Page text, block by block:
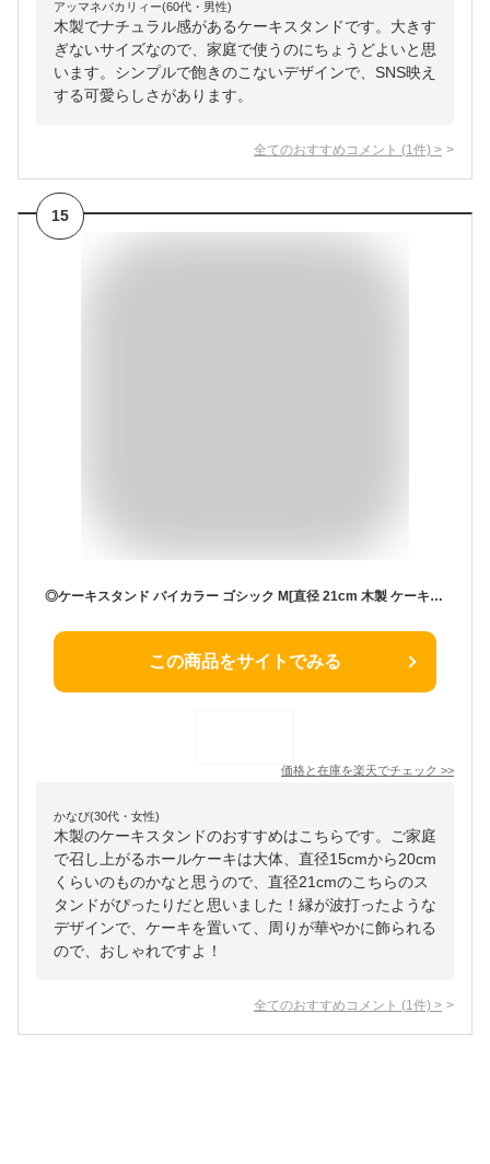
アッマネバカリィー(60代・男性)
木製でナチュラル感があるケーキスタンドです。大きす
ぎないサイズなので、家庭で使うのにちょうどよいと思
います。シンプルで飽きのこないデザインで、SNS映え
する可愛らしさがあります。
全てのおすすめコメント (1 件) >
15
◎ケーキスタンド バイカラー ゴシック M[直径 21cm 木製 ケーキトレー ケーキトレイ かわいい おしゃれ 一段 ディスプレイ ケーキ台 コンポート カフェ 誕生日 クリスマス お菓子 盛り付け アクセサリー 飾る 装飾] 即納
この商品をサイトでみる
価格と在庫を楽天でチェック >>
かなぴ(30代・女性)
木製のケーキスタンドのおすすめはこちらです。ご家庭
で召し上がるホールケーキは大体、直径15cmから20cm
くらいのものかなと思うので、直径21cmのこちらのス
タンドがぴったりだと思いました！縁が波打ったような
デザインで、ケーキを置いて、周りが華やかに飾られる
ので、おしゃれですよ！
全てのおすすめコメント (1 件) >